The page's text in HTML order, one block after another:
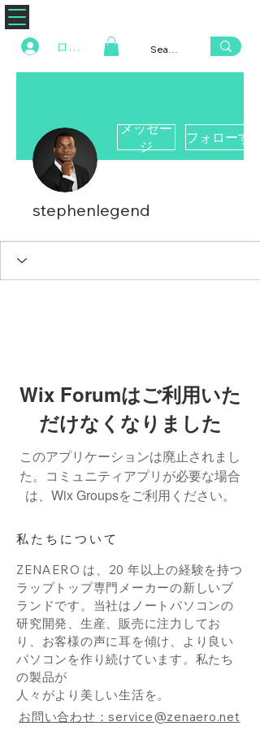
ログイン
メッセー
ジ
フォローする
stephenlegend
Wix Forumはご利用いた
だけなくなりました
このアプリケーションは廃止されまし
た。コミュニティアプリが必要な場合
は、Wix Groupsをご利用ください。
私たちについて
ZENAERO は、20 年以上の経験を持つ
ラップトップ専門メーカーの新しいブ
ランドです。当社はノートパソコンの
研究開発、生産、販売に注力してお
り、お客様の声に耳を傾け、より良い
パソコンを作り続けています。私たち
の製品が
人々がより美しい生活を。
お問い合わせ：service@zenaero.net